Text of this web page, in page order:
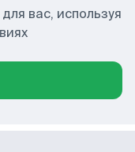
вас, используя